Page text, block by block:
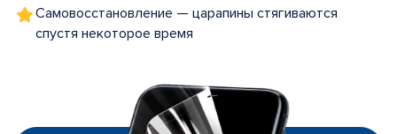
Самовосстановление — царапины стягиваются
спустя некоторое время